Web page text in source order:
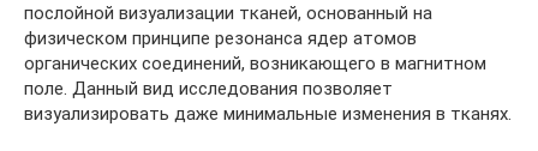
послойной визуализации тканей, основанный на
физическом принципе резонанса ядер атомов
органических соединений, возникающего в магнитном
поле. Данный вид исследования позволяет
визуализировать даже минимальные изменения в тканях.